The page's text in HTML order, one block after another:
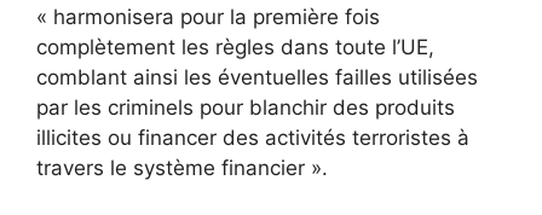
« harmonisera pour la première fois
complètement les règles dans toute l’UE,
comblant ainsi les éventuelles failles utilisées
par les criminels pour blanchir des produits
illicites ou financer des activités terroristes à
travers le système financier ».